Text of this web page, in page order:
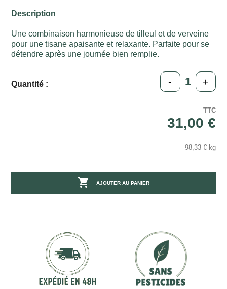
Description
Une combinaison harmonieuse de tilleul et de verveine
pour une tisane apaisante et relaxante. Parfaite pour se
détendre après une journée bien remplie.
Quantité : - +
TTC
31,00 €
98,33 € kg
 AJOUTER AU PANIER